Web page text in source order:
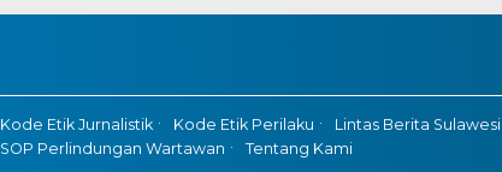
Kode Etik Jurnalistik Kode Etik Perilaku Lintas Berita Sulawesi
SOP Perlindungan Wartawan
Tentang Kami